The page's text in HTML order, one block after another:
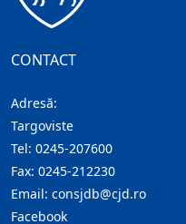
CONTACT
Adresă:
Targoviste
Tel: 0245-207600
Fax: 0245-212230
Email: consjdb@cjd.ro
Facebook